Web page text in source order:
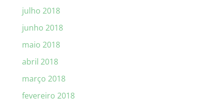
julho 2018
junho 2018
maio 2018
abril 2018
março 2018
fevereiro 2018